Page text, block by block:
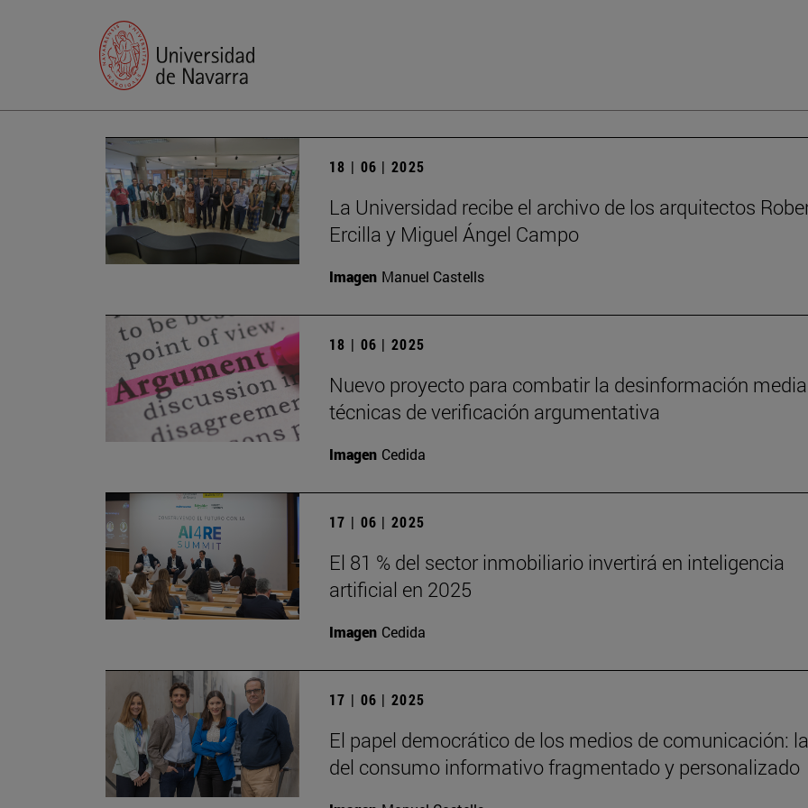
18 | 06 | 2025
La Universidad recibe el archivo de los arquitectos
Ercilla y Miguel Ángel Campo
Imagen Manuel Castells
18 | 06 | 2025
Nuevo proyecto para combatir la desinformación
técnicas de verificación argumentativa
Imagen Cedida
17 | 06 | 2025
El 81 % del sector inmobiliario invertirá en inteligencia
artificial en 2025
Imagen Cedida
17 | 06 | 2025
El papel democrático de los medios de comunicación:
del consumo informativo fragmentado y personalizado